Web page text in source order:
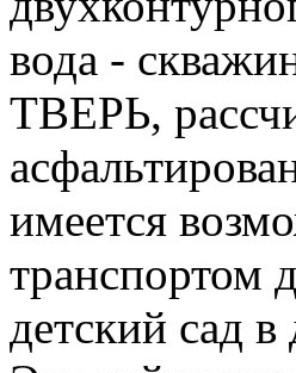
вода -
ТВЕРЬ,
имеется
транспортом
детский сад